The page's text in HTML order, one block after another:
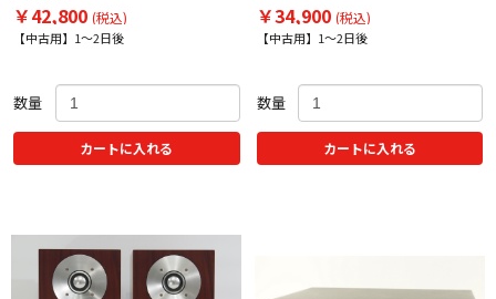
￥42,800 (税込)
【中古用】1～2日後
数量
カートに入れる
￥34,900 (税込)
【中古用】1～2日後
数量
カートに入れる